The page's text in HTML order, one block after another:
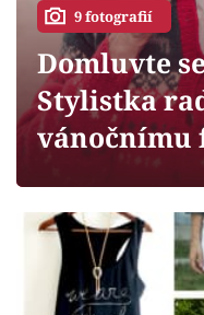
Sledujte prima+
Filmový
Mámy sobě
Přihlášení
9 fotografií
Domluvte
Stylistka
vánočnímu